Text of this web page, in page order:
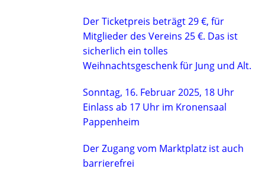
Der Ticketpreis beträgt 29 €, für
Mitglieder des Vereins 25 €. Das ist
sicherlich ein tolles
Weihnachtsgeschenk für Jung und Alt.
Sonntag, 16. Februar 2025, 18 Uhr
Einlass ab 17 Uhr im Kronensaal
Pappenheim
Der Zugang vom Marktplatz ist auch
barrierefrei